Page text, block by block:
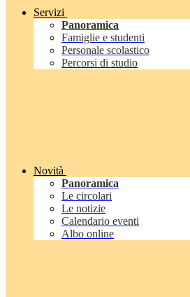
Servizi
Panoramica
Famiglie e studenti
Personale scolastico
Percorsi di studio
Novità
Panoramica
Le circolari
Le notizie
Calendario eventi
Albo online